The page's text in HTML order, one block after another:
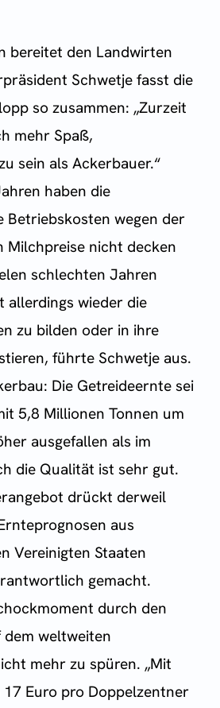
bereitet den Landwirten
Schwetje fasst die
so zusammen: „Zurzeit
mehr Spaß,
sein als Ackerbauer.“
haben die
Betriebskosten wegen der
Milchpreise nicht decken
schlechten Jahren
allerdings wieder die
zu bilden oder in ihre
führte Schwetje aus.
Die Getreideernte sei
5,8 Millionen Tonnen um
ausgefallen als im
die Qualität ist sehr gut.
drückt derweil
aus
Vereinigten Staaten
gemacht.
durch den
weltweiten
mehr zu spüren. „Mit
Euro pro Doppelzentner